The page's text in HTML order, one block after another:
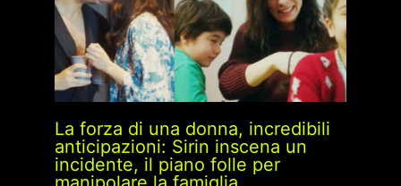
La forza di una donna, incredibili
anticipazioni: Sirin inscena un
incidente, il piano folle per